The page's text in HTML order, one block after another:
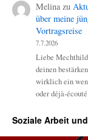
Melina zu
über meine
Vortragsreise
7.7.2026
Liebe
deinen
wirklich ein
oder déjà-
Soziale Arbeit